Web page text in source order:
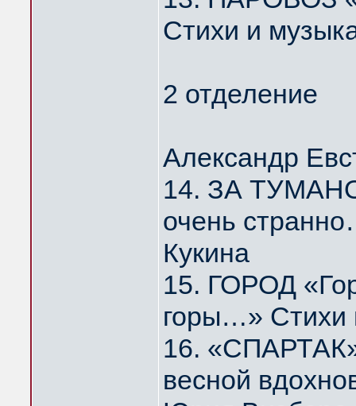
Стихи и
2 отделение
Александр
14. ЗА
очень
Кукина
15. ГОРОД
горы…» Стихи
16.
весной